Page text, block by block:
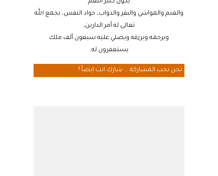
يكون كثير النعم
والغنم والمواشي والبقر والدواب، جواد النفس، يجمع الله
تعالى له أمر الدارين،
ويرحمه ويرزقه ويصلي عليه سبعون ألف ملك
يستغفرون له.
نحن نحب المشاركة ... شارك انت ايضاً !